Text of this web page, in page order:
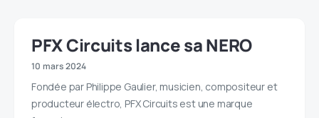
PFX Circuits lance sa NERO
10 mars 2024
Fondée par Philippe Gaulier, musicien, compositeur et
producteur électro, PFX Circuits est une marque